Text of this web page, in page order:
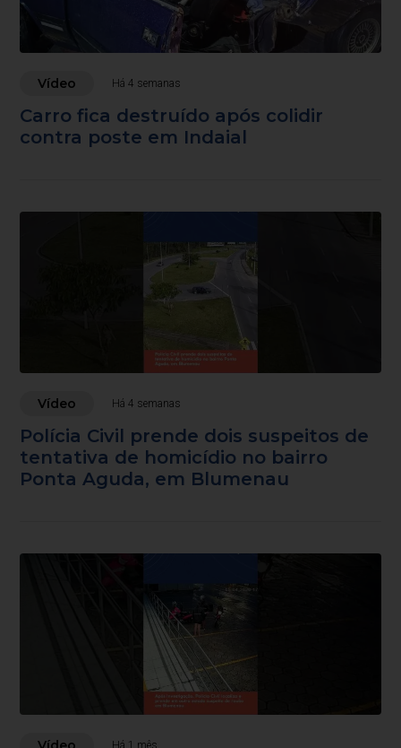
Vídeo Há 4 semanas
Carro fica destruído após colidir
contra poste em Indaial
Vídeo Há 4 semanas
Polícia Civil prende dois suspeitos de
tentativa de homicídio no bairro
Ponta Aguda, em Blumenau
Há 1 mês